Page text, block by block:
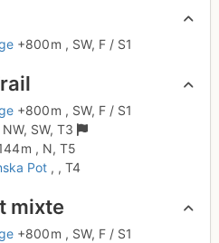
+800 m , SW, F / S1
+800 m , SW, F / S1
NW, SW, T3
m , N, T5
Pot , , T4
mixte
+800 m , SW, F / S1